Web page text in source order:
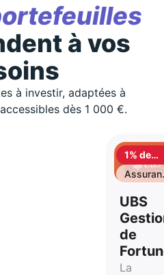
à vos
à investir, adaptées à
dès 1 000 €.
1% de
UBS
de
La